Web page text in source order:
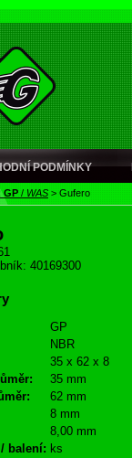
PODMÍNKY
GP / WAS > Gufero
40169300
GP
NBR
35 x 62 x 8
35 mm
62 mm
8 mm
8,00 mm
balení: ks